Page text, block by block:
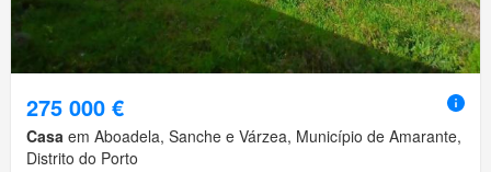
275 000 €
Casa em Aboadela, Sanche e Várzea, Município de Amarante,
Distrito do Porto